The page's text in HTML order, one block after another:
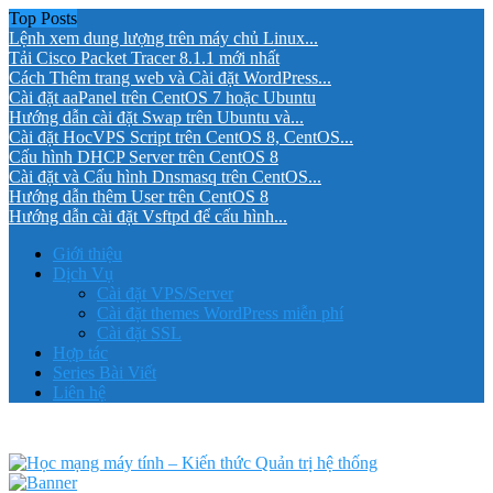
Top Posts
Lệnh xem dung lượng trên máy chủ Linux...
Tải Cisco Packet Tracer 8.1.1 mới nhất
Cách Thêm trang web và Cài đặt WordPress...
Cài đặt aaPanel trên CentOS 7 hoặc Ubuntu
Hướng dẫn cài đặt Swap trên Ubuntu và...
Cài đặt HocVPS Script trên CentOS 8, CentOS...
Cấu hình DHCP Server trên CentOS 8
Cài đặt và Cấu hình Dnsmasq trên CentOS...
Hướng dẫn thêm User trên CentOS 8
Hướng dẫn cài đặt Vsftpd để cấu hình...
Giới thiệu
Dịch Vụ
Cài đặt VPS/Server
Cài đặt themes WordPress miễn phí
Cài đặt SSL
Hợp tác
Series Bài Viết
Liên hệ